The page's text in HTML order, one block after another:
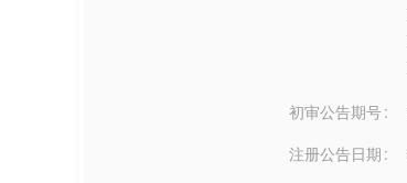
初审公告期号
注册公告日期